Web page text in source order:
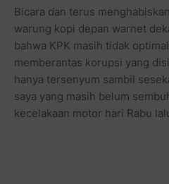
Bicara dan terus
warung kopi depan warnet
bahwa KPK masih tidak
memberantas korupsi yang
hanya tersenyum sambil
saya yang masih belum
kecelakaan motor hari Rabu